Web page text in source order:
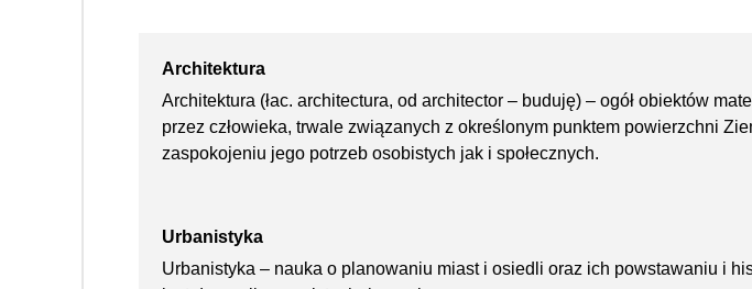
Architektura
Architektura (łac. architectura, od architector – buduję) – ogół obiektów
przez człowieka, trwale związanych z określonym punktem powierzchni
zaspokojeniu jego potrzeb osobistych jak i społecznych.
Urbanistyka
Urbanistyka – nauka o planowaniu miast i osiedli oraz ich powstawaniu i